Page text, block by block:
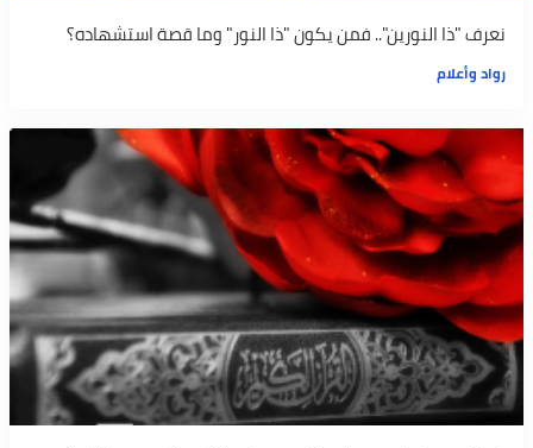
نعرف "ذا النورين".. فمن يكون "ذا النور" وما قصة استشهاده؟
رواد وأعلام